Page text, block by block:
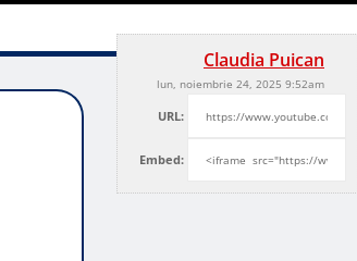
Claudia Puican
lun, noiembrie 24, 2025 9:52am
URL:
Embed: